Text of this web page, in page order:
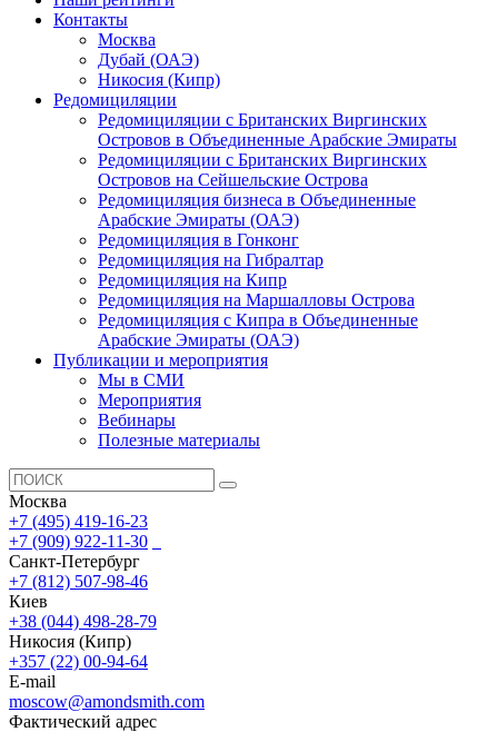
Контакты
Москва
Дубай (ОАЭ)
Никосия (Кипр)
Редомициляции
Редомициляции с Британских Виргинских
Островов в Объединенные Арабские Эмираты
Редомициляции с Британских Виргинских
Островов на Сейшельские Острова
Редомициляция бизнеса в Объединенные
Арабские Эмираты (ОАЭ)
Редомициляция в Гонконг
Редомициляция на Гибралтар
Редомициляция на Кипр
Редомициляция на Маршалловы Острова
Редомициляция с Кипра в Объединенные
Арабские Эмираты (ОАЭ)
Публикации и мероприятия
Мы в СМИ
Мероприятия
Вебинары
Полезные материалы
Москва
+7 (495) 419-16-23
+7 (909) 922-11-30
Санкт-Петербург
+7 (812) 507-98-46
Киев
+38 (044) 498-28-79
Никосия (Кипр)
+357 (22) 00-94-64
E-mail
moscow@amondsmith.com
Фактический адрес